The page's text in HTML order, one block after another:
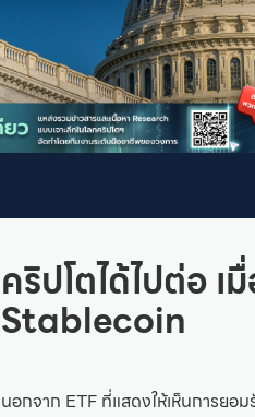
คริปโตได้ไปต่อ
Stablecoin
นอกจาก ETF ที่แสดงให้เห็นการย